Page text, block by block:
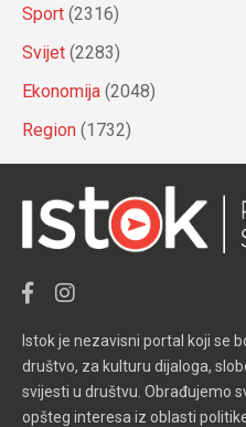
Sport (2316)
Svijet (2283)
Ekonomija (2048)
Region (1732)
Istok je nezavisni portal koji se
društvo, za kulturu dijaloga,
svijesti u društvu. Obrađujemo
opšteg interesa iz oblasti